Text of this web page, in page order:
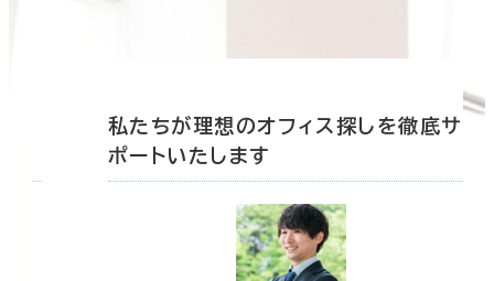
私たちが理想のオフィス探しを徹底サ
ポートいたします